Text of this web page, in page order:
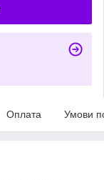
Оплата Умови